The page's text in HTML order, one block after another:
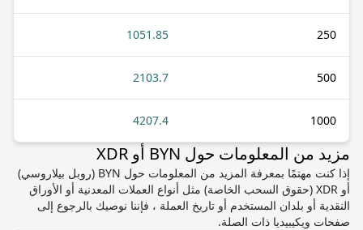
250
1051.85
500
2103.7
1000
4207.4
مزيد من المعلومات حول BYN أو XDR
إذا كنت مهتمًا بمعرفة المزيد من المعلومات حول BYN (روبل بيلاروسي)
أو XDR (حقوق السحب الخاصة) مثل أنواع العملات المعدنية أو الأوراق
النقدية أو بلدان المستخدم أو تاريخ العملة ، فإننا نوصيك بالرجوع إلى
صفحات ويكيبيديا ذات الصلة.